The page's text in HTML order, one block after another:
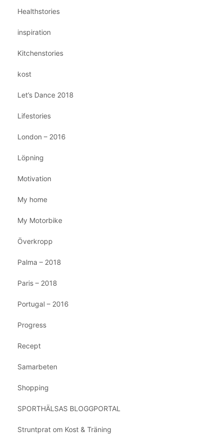
Healthstories
inspiration
Kitchenstories
kost
Let’s Dance 2018
Lifestories
London – 2016
Löpning
Motivation
My home
My Motorbike
Överkropp
Palma – 2018
Paris – 2018
Portugal – 2016
Progress
Recept
Samarbeten
Shopping
SPORTHÄLSAS BLOGGPORTAL
Struntprat om Kost & Träning